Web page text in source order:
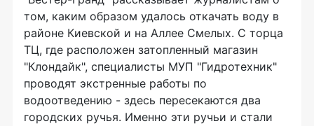
том, каким образом удалось откачать воду в
районе Киевской и на Аллее Смелых. С торца
ТЦ, где расположен затопленный магазин
"Клондайк", специалисты МУП "Гидротехник"
проводят экстренные работы по
водоотведению - здесь пересекаются два
городских ручья. Именно эти ручьи и стали